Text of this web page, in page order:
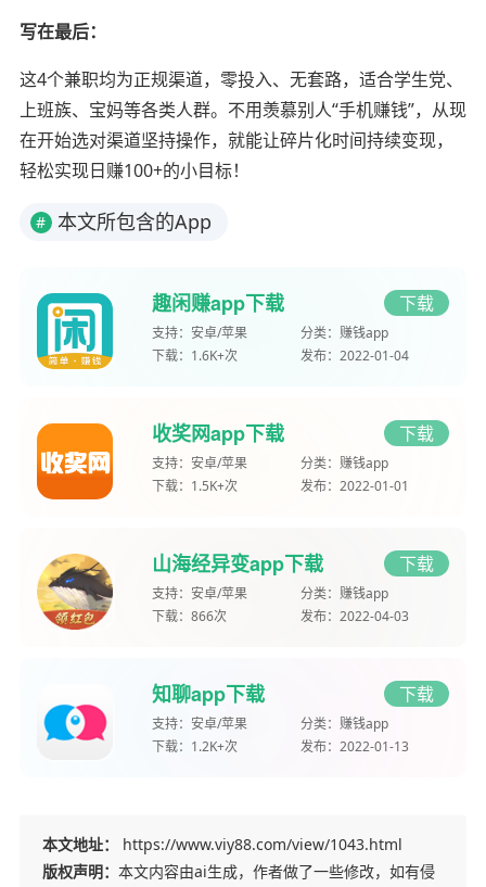
写在最后：
这4个兼职均为正规渠道，零投入、无套路，适合学生党、
上班族、宝妈等各类人群。不用羡慕别人“手机赚钱”，从现
在开始选对渠道坚持操作，就能让碎片化时间持续变现，
轻松实现日赚100+的小目标！
# 本文所包含的App
趣闲赚app下载 下载
支持： 安卓/苹果 分类： 赚钱app
下载： 1.6K+次 发布： 2022-01-04
收奖网app下载 下载
支持： 安卓/苹果 分类： 赚钱app
下载： 1.5K+次 发布： 2022-01-01
山海经异变app下载 下载
支持： 安卓/苹果 分类： 赚钱app
下载： 866次 发布： 2022-04-03
知聊app下载 下载
支持： 安卓/苹果 分类： 赚钱app
下载： 1.2K+次 发布： 2022-01-13
本文地址：
https://www.viy88.com/view/1043.html
版权声明： 本文内容由ai生成，作者做了一些修改，如有侵